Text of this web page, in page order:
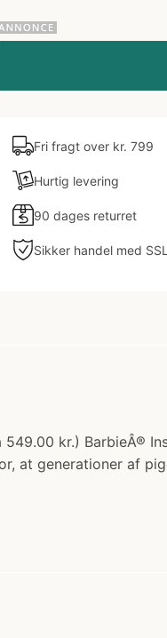
Fri fragt over kr. 799
Hurtig levering
90 dages returret
Sikker handel med SSL
kr.) BarbieÂ®
at generationer af